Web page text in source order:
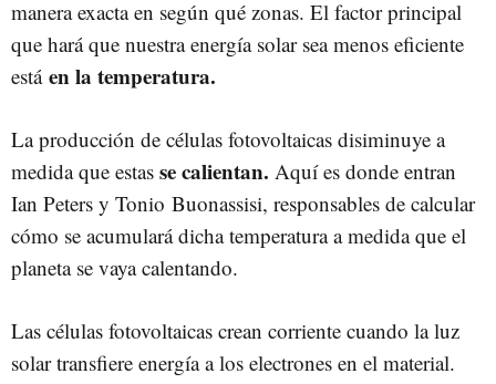
manera exacta en según qué zonas. El factor principal
que hará que nuestra energía solar sea menos eficiente
está en la temperatura.
La producción de células fotovoltaicas disiminuye a
medida que estas se calientan. Aquí es donde entran
Ian Peters y Tonio Buonassisi, responsables de calcular
cómo se acumulará dicha temperatura a medida que el
planeta se vaya calentando.
Las células fotovoltaicas crean corriente cuando la luz
solar transfiere energía a los electrones en el material.